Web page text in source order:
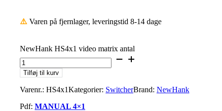
⚠️ Varen på fjernlager, leveringstid 8-14 dage
NewHank HS4x1 video matrix antal
Tilføj til kurv
Varenr.: HS4x1Kategorier: SwitcherBrand: NewHank
Pdf: MANUAL 4×1